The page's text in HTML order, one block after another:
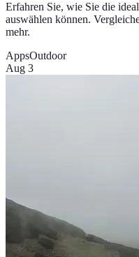
Erfahren Sie, wie Sie die
auswählen können.
mehr.
AppsOutdoor
Aug 3